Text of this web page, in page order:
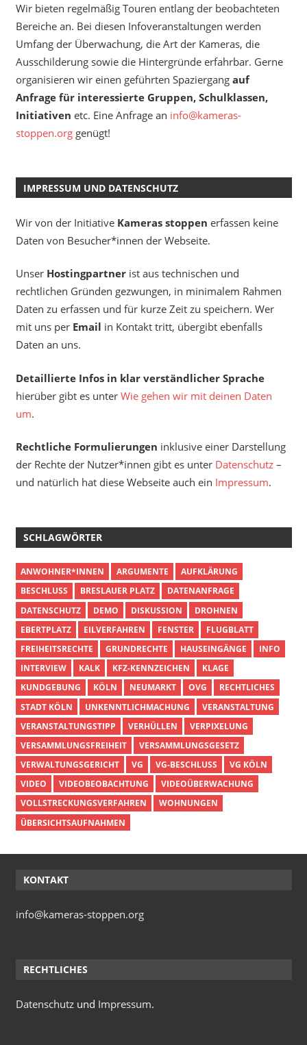
Wir bieten regelmäßig Touren entlang der beobachteten
Bereiche an. Bei diesen Infoveranstaltungen werden
Umfang der Überwachung, die Art der Kameras, die
Ausschilderung sowie die Hintergründe erfahrbar. Gerne
organisieren wir einen geführten Spaziergang auf
Anfrage für interessierte Gruppen, Schulklassen,
Initiativen etc. Eine Anfrage an info@kameras-
stoppen.orggenügt!
IMPRESSUM UND DATENSCHUTZ
Wir von der Initiative Kameras stoppen erfassen keine
Daten von Besucher*innen der Webseite.
Unser Hostingpartnerist aus technischen und
rechtlichen Gründen gezwungen, in minimalem Rahmen
Daten zu erfassen und für kurze Zeit zu speichern. Wer
mit uns per Email in Kontakt tritt, übergibt ebenfalls
Daten an uns.
Detaillierte Infos in klar verständlicher Sprache
hierüber gibt es unter Wie gehen wir mit deinen Daten
um.
Rechtliche Formulierungen inklusive einer Darstellung
der Rechte der Nutzer*innen gibt es unter Datenschutz–
und natürlich hat diese Webseite auch ein Impressum.
SCHLAGWÖRTER
ANWOHNER*INNEN ARGUMENTE
AUFKLÄRUNG
BESCHLUSS
BRESLAUER PLATZ
DATENANFRAGE
DATENSCHUTZ
DEMO DISKUSSION
DROHNEN
EBERTPLATZ
EILVERFAHREN FENSTER
FLUGBLATT
FREIHEITSRECHTE
GRUNDRECHTE HAUSEINGÄNGE
INFO
INTERVIEW
KALK KFZ-KENNZEICHEN
KLAGE
KUNDGEBUNG
KÖLN NEUMARKT OVG
RECHTLICHES
STADT KÖLN
UNKENNTLICHMACHUNG
VERANSTALTUNG
VERANSTALTUNGSTIPP
VERHÜLLEN
VERPIXELUNG
VERSAMMLUNGSFREIHEIT
VERSAMMLUNGSGESETZ
VERWALTUNGSGERICHT
VG VG-BESCHLUSS
VG KÖLN
VIDEO
VIDEOBEOBACHTUNG
VIDEOÜBERWACHUNG
VOLLSTRECKUNGSVERFAHREN
WOHNUNGEN
ÜBERSICHTSAUFNAHMEN
KONTAKT
info@kameras-stoppen.org
RECHTLICHES
Datenschutzund Impressum.